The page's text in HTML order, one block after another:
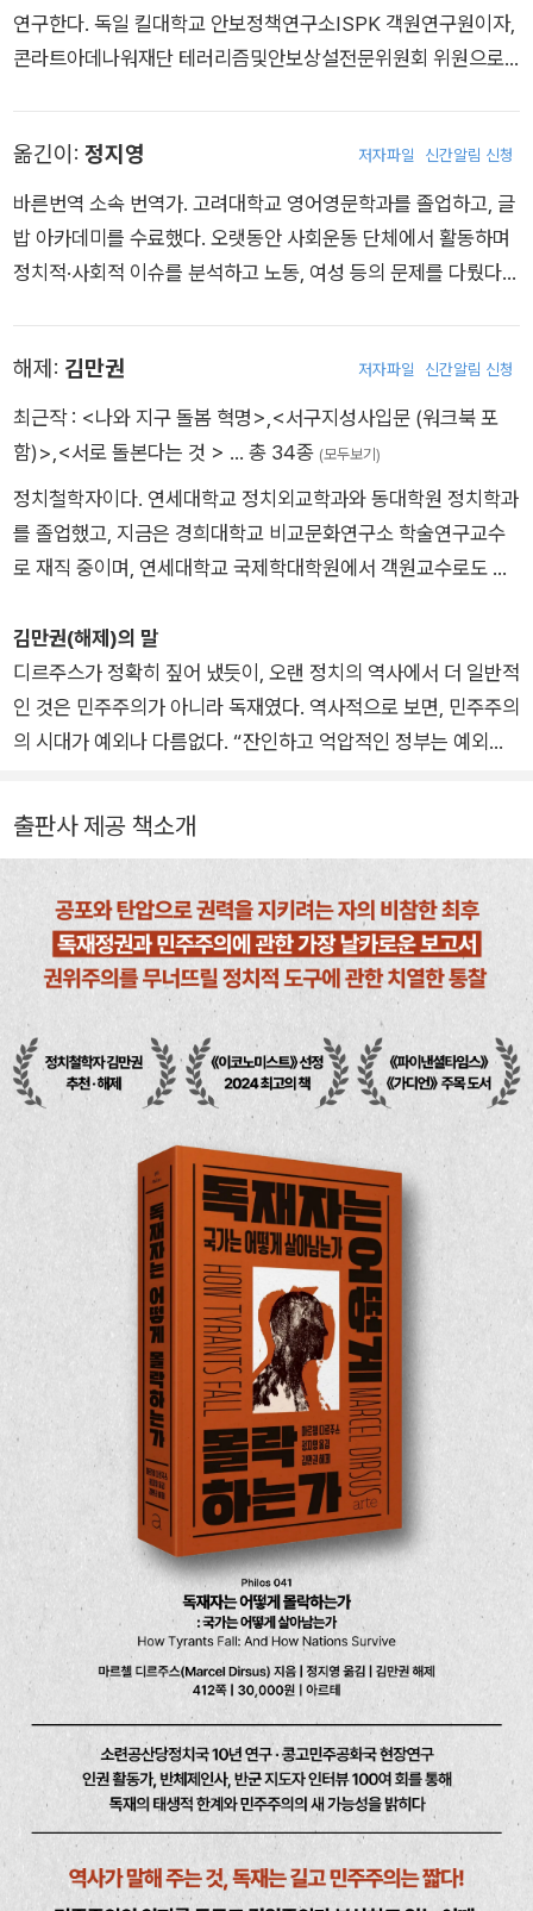
연구한다. 독일 킬대학교 안보정책연구소ISPK 객원연구원이자,
콘라트아데나워재단 테러리즘및안보상설전문위원회 위원으로
린폴리시》 《포린어페어스》 등 주요 매체에 국제정치에 관한 분
석을 제공한다. 영국 워릭대학교를 졸업했고, 옥스퍼드대학교 대
학원에서 소련공산당정치국 인사들의 삶과 권력구조를 연구하며
학문적 기반을 다졌다. 이후 독일 외무부, 글로벌 컨설팅사, 인도
적기업, 재단 등에 정책 자문을 제공했다. 2013년 콩고민주공화
국의 한 양조장에서 일하던 중, 조제프 카빌라 대통령을 겨냥한
쿠데타를 경험한 일이 『독재자는 어떻게 몰락하는가』의 집필 계
기로 이어졌다. 저자는 이 책에서 학문적 연구와 현장 경험을 바
락시키는 방법에 대한 독창적이고 실증적인 분석을 제시한다.
옮긴이: 정지영 저자파일 신간알림 신청
바른번역 소속 번역가. 고려대학교 영어영문학과를 졸업하고, 글
밥 아카데미를 수료했다. 오랫동안 사회운동 단체에서 활동하며
정치적·사회적 이슈를 분석하고 노동, 여성 등의 문제를 다뤘다.
긴 책으로는 『코번트가든의 여자들』이 있다.
해제: 김만권 저자파일 신간알림 신청
최근작 : <나와 지구 돌봄 혁명> <서구지성사입문 (워크북 포
함)> <서로 돌본다는 것 > … 총 34종 (모두보기)
정치철학자이다. 연세대학교 정치외교학과와 동대학원 정치학과
를 졸업했고, 지금은 경희대학교 비교문화연구소 학술연구교수
로 재직 중이며, 연세대학교 국제학대학원에서 객원교수로도 일
학에 관해 이야기하는 사람이 되었다. 물론, 지금도 학교에 발붙
이고 있고 여전히 교실을 너무나 사랑하지만, 정치철학이 있어야
할 곳은 교실보다는 거리라고 믿는다. 한편으로 자유주의자이다.
대학에서 자유주의에 관한 책들을 찾아 읽었으며, 대학원에서는
전공한 교수로부터 지도를 받았다. 그 후 17세기 자유주의부터 2
0세기 자유주의까지 넓고 깊게 읽고 토론할 수 있었다. 그 시절
읽었던 자유주의에 관한 이야기들이 지금의 그를 만들었다. 석사
과정을 마치던 해에 《자유주의에 관한 짧은 에세이들-현대 자유
주의 정치철학 입문》을 썼다. 이 책은 ‘한국간행물 윤리위원회’가
‘이달의 읽을 만한 책’으로 선정되었고, 대학에서 법철학 수업 교
재로도 쓰였다. 지은 책으로는 《외로움의 습격》, 《새로운 가난이
온다》, 《호모 저스티스》, 《불평등의 패러독스》, 《자유주의에 관
한 짧은 에세이들》, 《참여의 희망》을 비롯해 11권이 있다.
김만권(해제)의 말
디르주스가 정확히 짚어 냈듯이, 오랜 정치의 역사에서 더 일반적
인 것은 민주주의가 아니라 독재였다. 역사적으로 보면, 민주주의
의 시대가 예외나 다름없다. “잔인하고 억압적인 정부는 예외가
드는 두 지도자, 이승만과 박정희는 모두 독재자였다.
이런 측면에서 정치에 관심이 있는 이라면 독재가 어떻게 성립하
고, 유지되며, 몰락하는지에 대한 이해는 필수적이다. 특히 우리
나라처럼 공화국이 성립한 이후 40여 년 동안 독재가 만연했던
역사를 지닌 나라라면, 더하여 일부 정치세력이 그 독재의 기억에
자기 정체성의 뿌리를 두고 있다면 더욱 그렇다. 하지만 우리는
마치 이 공화국이 처음부터 민주국가였던듯, 독재라는 지배 방식
에 그다지 관심을 두지 않았다. 이런 맥락에서 우리가 주목해야
하는 것은 ‘독재정권이 집권해도 괜찮다’라는 발상이 어떻게 지금
도 지속되는가이다. 여기서 생각해 볼 수 있는 그 이유는 우리가
“오히려 ‘독재’가 무엇이고, 어떻게 작동하며, 어떤 영향을 미치
는지에 대해 제대로 이해하지 못하고 있기 때문은 아닐까?”이다.
출판사 제공 책소개